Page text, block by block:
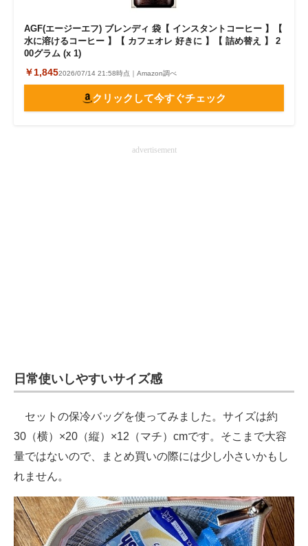
AGF(エージーエフ) ブレンディ 袋【 インスタントコーヒー 】【
水に溶けるコーヒー 】【 カフェオレ 好きに 】【 詰め替え 】 2
00グラム (x 1)
￥1,8452026/07/14 21:58時点｜Amazon調べ
クリックして今すぐチェック
advertisement
日常使いしやすいサイズ感
セットの保冷バッグを使ってみました。サイズは約
30（横）×20（縦）×12（マチ）cmです。そこまで大容
量ではないので、まとめ買いの際には少し小さいかもし
れません。